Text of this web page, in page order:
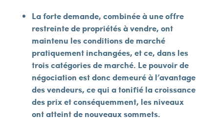
La forte demande, combinée à une offre
restreinte de propriétés à vendre, ont
maintenu les conditions de marché
pratiquement inchangées, et ce, dans les
trois catégories de marché. Le pouvoir de
négociation est donc demeuré à l’avantage
des vendeurs, ce qui a tonifié la croissance
des prix et conséquemment, les niveaux
ont atteint de nouveaux sommets.